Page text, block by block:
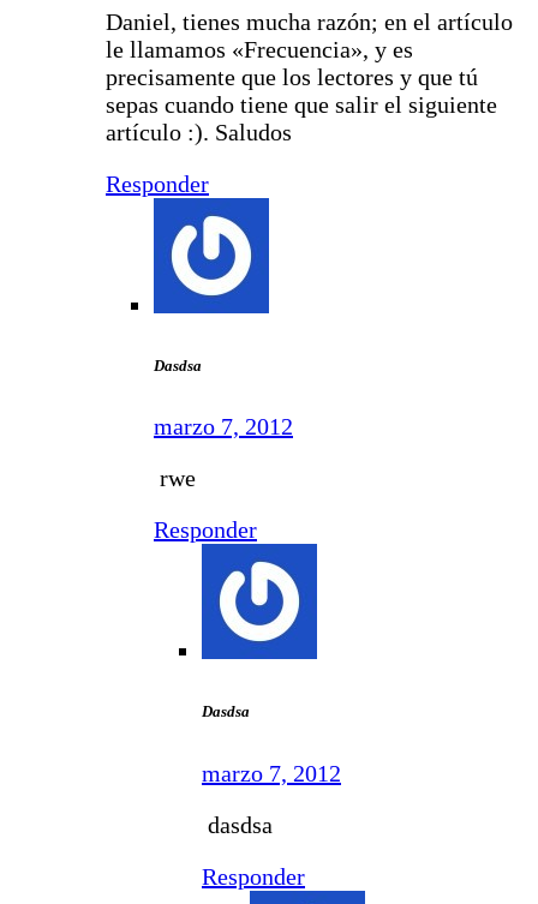
Daniel, tienes mucha razón; en el artículo
le llamamos «Frecuencia», y es
precisamente que los lectores y que tú
sepas cuando tiene que salir el siguiente
artículo :). Saludos
Responder
Dasdsa
marzo 7, 2012
rwe
Responder
Dasdsa
marzo 7, 2012
dasdsa
Responder